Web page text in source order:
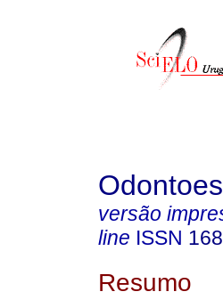
versão
line ISSN
Resumo